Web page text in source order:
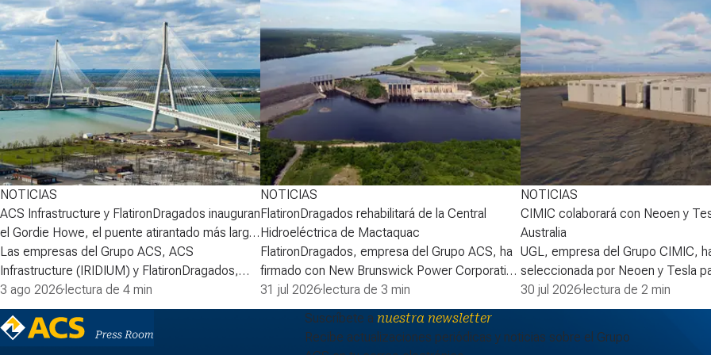
NOTICIAS
ACS Infrastructure y FlatironDragados inauguran
el Gordie Howe, el puente atirantado más largo
de Norteamérica
Las empresas del Grupo ACS, ACS
Infrastructure (IRIDIUM) y FlatironDragados,
celebraron esta semana la inauguraci&oacute;n
del Puente Internacional Gordie Howe, el
puente atirantado m&aacute;s largo de
3 ago 2026· lectura de 4 min
NOTICIAS
FlatironDragados rehabilitará de la Central
Hidroeléctrica de Mactaquac
FlatironDragados, empresa del Grupo ACS, ha
firmado con New Brunswick Power Corporation
(NB Power) el acuerdo para desarrollar la
primera fase del proyecto de rehabilitación de
la Central Hidroeléctrica de Mactaquac. La
compañía lidera la Asociación para la
31 jul 2026· lectura de 3 min
NOTICIAS
CIMIC colaborará con Neoen y
Australia
UGL, empresa del Grupo CIMIC,
seleccionada por Neoen y Tesla
la fase 2 de la batería Goyder de
South Australia, ampliando así uno
sistemas de almacenamiento de
baterías (BESS, por sus siglas en
30 jul 2026· lectura de 2 min
Suscríbete a nuestra newsletter
Recibe actualizaciones periódicas y noticias sobre el Grupo